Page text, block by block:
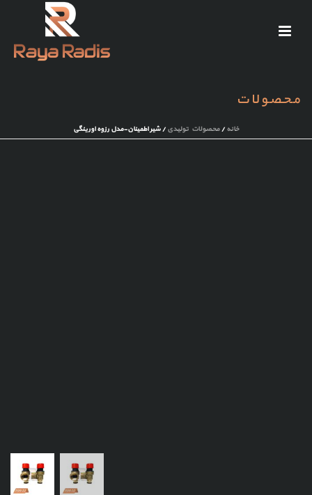
محصولات
خانه /محصولات تولیدی / شیر اطمینان-مدل رزوه اورینگی